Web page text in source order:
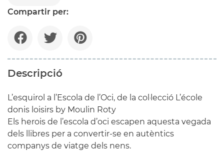
Compartir per:
Descripció
L’esquirol a l’Escola de l’Oci, de la col·lecció L’école
donis loisirs by Moulin Roty
Els herois de l’escola d’oci escapen aquesta vegada
dels llibres per a convertir-se en autèntics
companys de viatge dels nens.